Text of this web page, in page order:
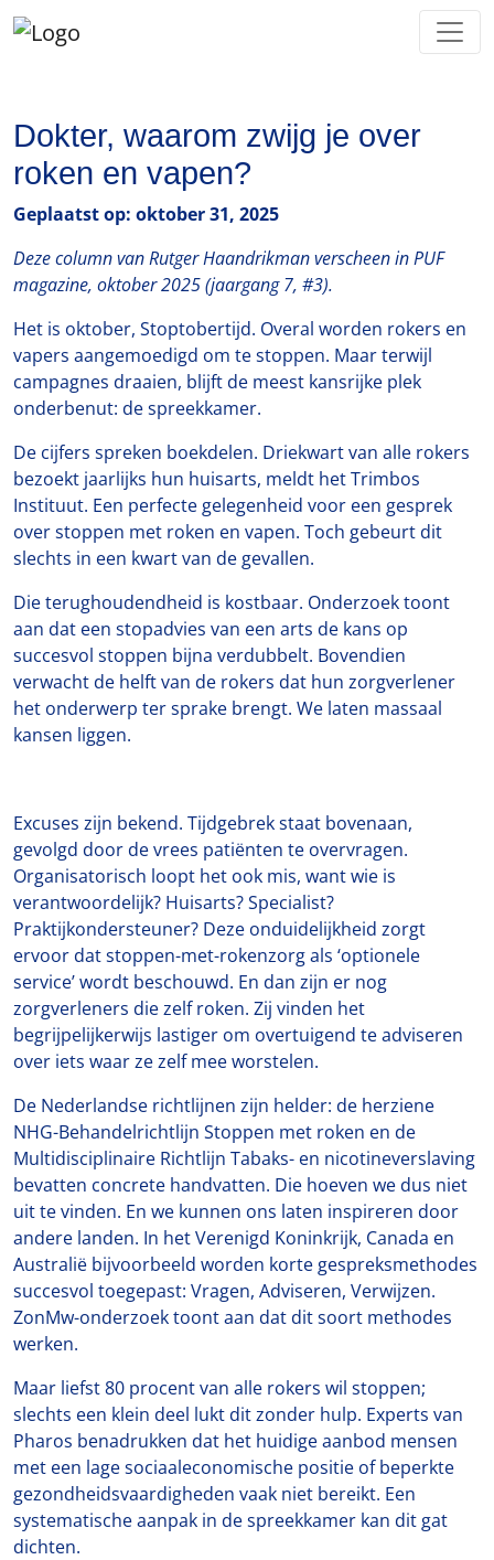
Dokter, waarom zwijg je over
roken en vapen?
Geplaatst op: oktober 31, 2025
Deze column van Rutger Haandrikman verscheen in PUF
magazine, oktober 2025 (jaargang 7, #3).
Het is oktober, Stoptobertijd. Overal worden rokers en
vapers aangemoedigd om te stoppen. Maar terwijl
campagnes draaien, blijft de meest kansrijke plek
onderbenut: de spreekkamer.
De cijfers spreken boekdelen. Driekwart van alle rokers
bezoekt jaarlijks hun huisarts, meldt het Trimbos
Instituut. Een perfecte gelegenheid voor een gesprek
over stoppen met roken en vapen. Toch gebeurt dit
slechts in een kwart van de gevallen.
Die terughoudendheid is kostbaar. Onderzoek toont
aan dat een stopadvies van een arts de kans op
succesvol stoppen bijna verdubbelt. Bovendien
verwacht de helft van de rokers dat hun zorgverlener
het onderwerp ter sprake brengt. We laten massaal
kansen liggen.
Excuses zijn bekend. Tijdgebrek staat bovenaan,
gevolgd door de vrees patiënten te overvragen.
Organisatorisch loopt het ook mis, want wie is
verantwoordelijk? Huisarts? Specialist?
Praktijkondersteuner? Deze onduidelijkheid zorgt
ervoor dat stoppen-met-rokenzorg als ‘optionele
service’ wordt beschouwd. En dan zijn er nog
zorgverleners die zelf roken. Zij vinden het
begrijpelijkerwijs lastiger om overtuigend te adviseren
over iets waar ze zelf mee worstelen.
De Nederlandse richtlijnen zijn helder: de herziene
NHG-Behandelrichtlijn Stoppen met roken en de
Multidisciplinaire Richtlijn Tabaks- en nicotineverslaving
bevatten concrete handvatten. Die hoeven we dus niet
uit te vinden. En we kunnen ons laten inspireren door
andere landen. In het Verenigd Koninkrijk, Canada en
Australië bijvoorbeeld worden korte gespreksmethodes
succesvol toegepast: Vragen, Adviseren, Verwijzen.
ZonMw-onderzoek toont aan dat dit soort methodes
werken.
Maar liefst 80 procent van alle rokers wil stoppen;
slechts een klein deel lukt dit zonder hulp. Experts van
Pharos benadrukken dat het huidige aanbod mensen
met een lage sociaaleconomische positie of beperkte
gezondheidsvaardigheden vaak niet bereikt. Een
systematische aanpak in de spreekkamer kan dit gat
dichten.